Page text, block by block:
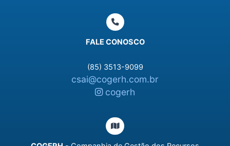
FALE CONOSCO
(85) 3513-9099
csai@cogerh.com.br
cogerh